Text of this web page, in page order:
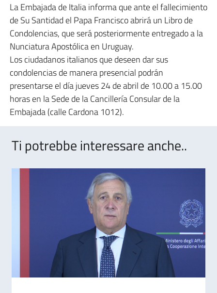
La Embajada de Italia informa que ante el fallecimiento
de Su Santidad el Papa Francisco abrirá un Libro de
Condolencias, que será posteriormente entregado a la
Nunciatura Apostólica en Uruguay.
Los ciudadanos italianos que deseen dar sus
condolencias de manera presencial podrán
presentarse el día jueves 24 de abril de 10.00 a 15.00
horas en la Sede de la Cancillería Consular de la
Embajada (calle Cardona 1012).
Ti potrebbe interessare anche..